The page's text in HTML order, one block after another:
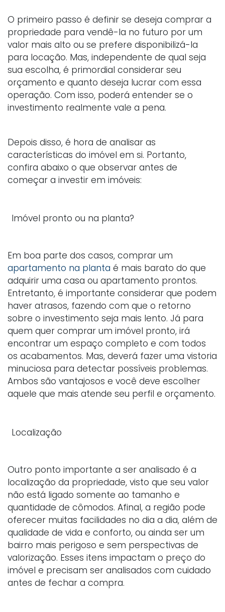
O primeiro passo é definir se deseja comprar a
propriedade para vendê-la no futuro por um
valor mais alto ou se prefere disponibilizá-la
para locação. Mas, independente de qual seja
sua escolha, é primordial considerar seu
orçamento e quanto deseja lucrar com essa
operação. Com isso, poderá entender se o
investimento realmente vale a pena.
Depois disso, é hora de analisar as
características do imóvel em si. Portanto,
confira abaixo o que observar antes de
começar a investir em imóveis:
Imóvel pronto ou na planta?
Em boa parte dos casos, comprar um
apartamento na planta é mais barato do que
adquirir uma casa ou apartamento prontos.
Entretanto, é importante considerar que podem
haver atrasos, fazendo com que o retorno
sobre o investimento seja mais lento. Já para
quem quer comprar um imóvel pronto, irá
encontrar um espaço completo e com todos
os acabamentos. Mas, deverá fazer uma vistoria
minuciosa para detectar possíveis problemas.
Ambos são vantajosos e você deve escolher
aquele que mais atende seu perfil e orçamento.
Localização
Outro ponto importante a ser analisado é a
localização da propriedade, visto que seu valor
não está ligado somente ao tamanho e
quantidade de cômodos. Afinal, a região pode
oferecer muitas facilidades no dia a dia, além de
qualidade de vida e conforto, ou ainda ser um
bairro mais perigoso e sem perspectivas de
valorização. Esses itens impactam o preço do
imóvel e precisam ser analisados com cuidado
antes de fechar a compra.